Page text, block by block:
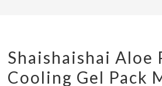
Shaishaishai Aloe
Cooling Gel Pack